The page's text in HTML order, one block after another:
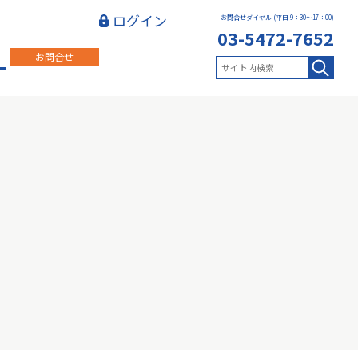
お問合せ
お問合せダイヤル (平日 9：30～17：00)
03-5472-7652
ログイン